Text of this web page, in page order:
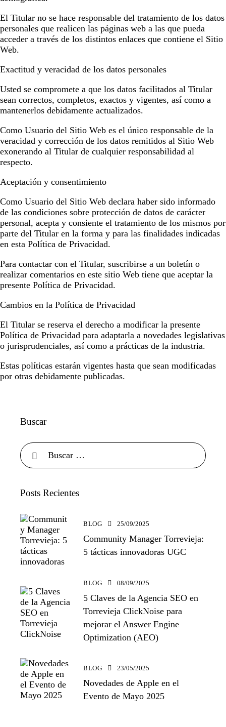
El Titular no se hace responsable del tratamiento de los datos
personales que realicen las páginas web a las que pueda
acceder a través de los distintos enlaces que contiene el Sitio
Web.
Exactitud y veracidad de los datos personales
Usted se compromete a que los datos facilitados al Titular
sean correctos, completos, exactos y vigentes, así como a
mantenerlos debidamente actualizados.
Como Usuario del Sitio Web es el único responsable de la
veracidad y corrección de los datos remitidos al Sitio Web
exonerando al Titular de cualquier responsabilidad al
respecto.
Aceptación y consentimiento
Como Usuario del Sitio Web declara haber sido informado
de las condiciones sobre protección de datos de carácter
personal, acepta y consiente el tratamiento de los mismos por
parte del Titular en la forma y para las finalidades indicadas
en esta Política de Privacidad.
Para contactar con el Titular, suscribirse a un boletín o
realizar comentarios en este sitio Web tiene que aceptar la
presente Política de Privacidad.
Cambios en la Política de Privacidad
El Titular se reserva el derecho a modificar la presente
Política de Privacidad para adaptarla a novedades legislativas
o jurisprudenciales, así como a prácticas de la industria.
Estas políticas estarán vigentes hasta que sean modificadas
por otras debidamente publicadas.
Buscar
Posts Recientes
BLOG 25/09/2025
Community Manager Torrevieja:
5 tácticas innovadoras UGC
BLOG 08/09/2025
5 Claves de la Agencia SEO en
Torrevieja ClickNoise para
mejorar el Answer Engine
Optimization (AEO)
BLOG 23/05/2025
Novedades de Apple en el
Evento de Mayo 2025